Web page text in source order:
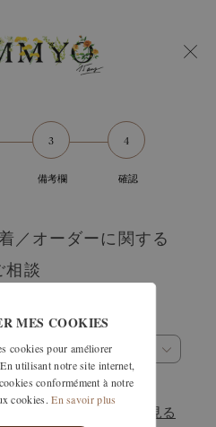
備考欄 確認
／オーダーに関する
相談
カレンダーを見る
MES COOKIES
cookies pour améliorer
utilisant notre site internet,
conformément à notre
cookies. En savoir plus